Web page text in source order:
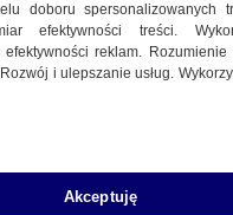
doboru spersonalizowanych
efektywności treści.
reklam.
i ulepszanie usług.
Akceptuję